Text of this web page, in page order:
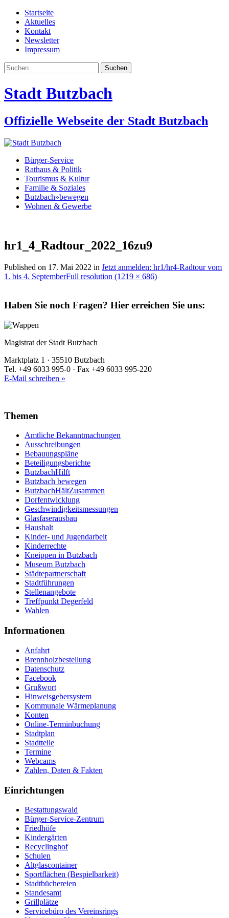
Startseite
Aktuelles
Kontakt
Newsletter
Impressum
Suchen
nach:
Stadt Butzbach
Offizielle Webseite der Stadt Butzbach
Bürger-Service
Rathaus & Politik
Tourismus & Kultur
Familie & Soziales
Butzbach»bewegen
Wohnen & Gewerbe
hr1_4_Radtour_2022_16zu9
Published on 17. Mai 2022 in Jetzt anmelden: hr1/hr4-Radtour vom
1. bis 4. SeptemberFull resolution (1219 × 686)
Haben Sie noch Fragen? Hier erreichen Sie uns:
Magistrat der Stadt Butzbach
Marktplatz 1 · 35510 Butzbach
Tel. +49 6033 995-0 · Fax +49 6033 995-220
E-Mail schreiben »
Themen
Amtliche Bekanntmachungen
Ausschreibungen
Bebauungspläne
Beteiligungsberichte
ButzbachHilft
Butzbach bewegen
ButzbachHältZusammen
Dorfentwicklung
Geschwindigkeitsmessungen
Glasfaserausbau
Haushalt
Kinder- und Jugendarbeit
Kinderrechte
Kneippen in Butzbach
Museum Butzbach
Städtepartnerschaft
Stadtführungen
Stellenangebote
Treffpunkt Degerfeld
Wahlen
Informationen
Anfahrt
Brennholzbestellung
Datenschutz
Facebook
Grußwort
Hinweisgebersystem
Kommunale Wärmeplanung
Konten
Online-Terminbuchung
Stadtplan
Stadtteile
Termine
Webcams
Zahlen, Daten & Fakten
Einrichtungen
Bestattungswald
Bürger-Service-Zentrum
Friedhöfe
Kindergärten
Recyclinghof
Schulen
Altglascontainer
Sportflächen (Bespielbarkeit)
Stadtbüchereien
Standesamt
Grillplätze
Servicebüro des Vereinsrings